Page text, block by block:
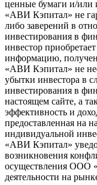
ценные бумаги и/
«АВИ Кэпитал» не
либо заверений в
инвестирования в
инвестор
информацию,
«АВИ Кэпитал» не
убытки инвестора в
инвестирования в
настоящем сайте, а
эффективность и
предоставленная на
индивидуальной
«АВИ Кэпитал»
возникновения
осуществления ООО
деятельности на